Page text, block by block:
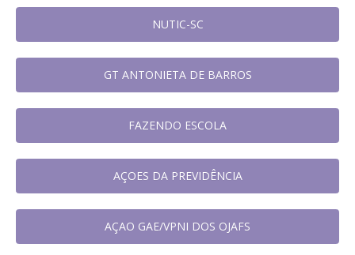
NUTIC-SC
GT ANTONIETA DE BARROS
FAZENDO ESCOLA
AÇOES DA PREVIDÊNCIA
AÇAO GAE/VPNI DOS OJAFS